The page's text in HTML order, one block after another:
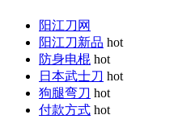
阳江刀网
阳江刀新品 hot
防身电棍 hot
日本武士刀 hot
狗腿弯刀 hot
付款方式 hot